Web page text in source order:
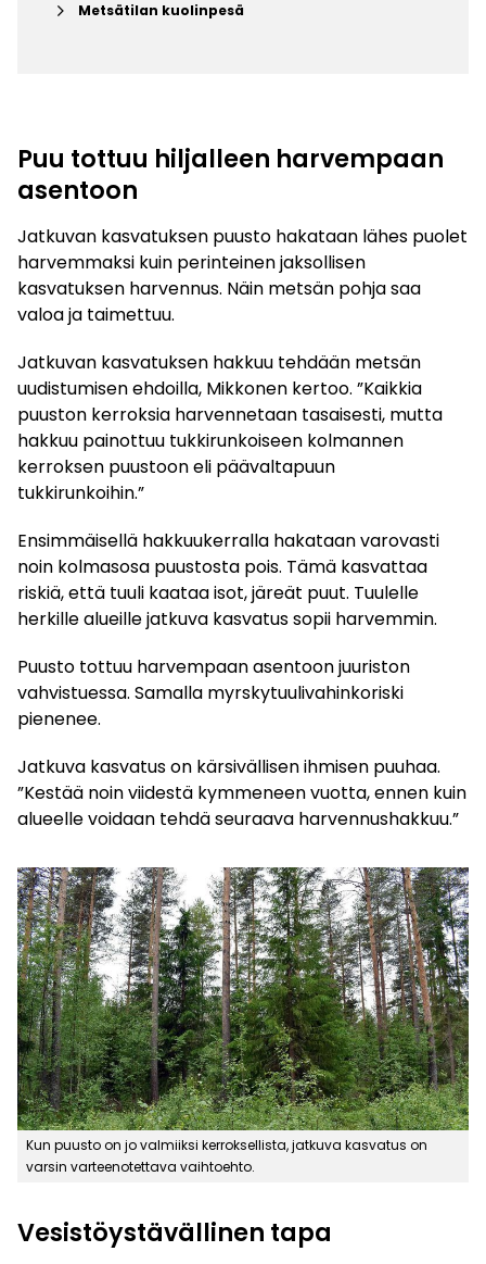
keyboard_arrow_right Metsätilan kuolinpesä
Puu tottuu hiljalleen harvempaan
asentoon
Jatkuvan kasvatuksen puusto hakataan lähes puolet
harvemmaksi kuin perinteinen jaksollisen
kasvatuksen harvennus. Näin metsän pohja saa
valoa ja taimettuu.
Jatkuvan kasvatuksen hakkuu tehdään metsän
uudistumisen ehdoilla, Mikkonen kertoo. ”Kaikkia
puuston kerroksia harvennetaan tasaisesti, mutta
hakkuu painottuu tukkirunkoiseen kolmannen
kerroksen puustoon eli päävaltapuun
tukkirunkoihin.”
Ensimmäisellä hakkuukerralla hakataan varovasti
noin kolmasosa puustosta pois. Tämä kasvattaa
riskiä, että tuuli kaataa isot, järeät puut. Tuulelle
herkille alueille jatkuva kasvatus sopii harvemmin.
Puusto tottuu harvempaan asentoon juuriston
vahvistuessa. Samalla myrskytuulivahinkoriski
pienenee.
Jatkuva kasvatus on kärsivällisen ihmisen puuhaa.
”Kestää noin viidestä kymmeneen vuotta, ennen kuin
alueelle voidaan tehdä seuraava harvennushakkuu.”
Kun puusto on jo valmiiksi kerroksellista, jatkuva kasvatus on
varsin varteenotettava vaihtoehto.
Vesistöystävällinen tapa